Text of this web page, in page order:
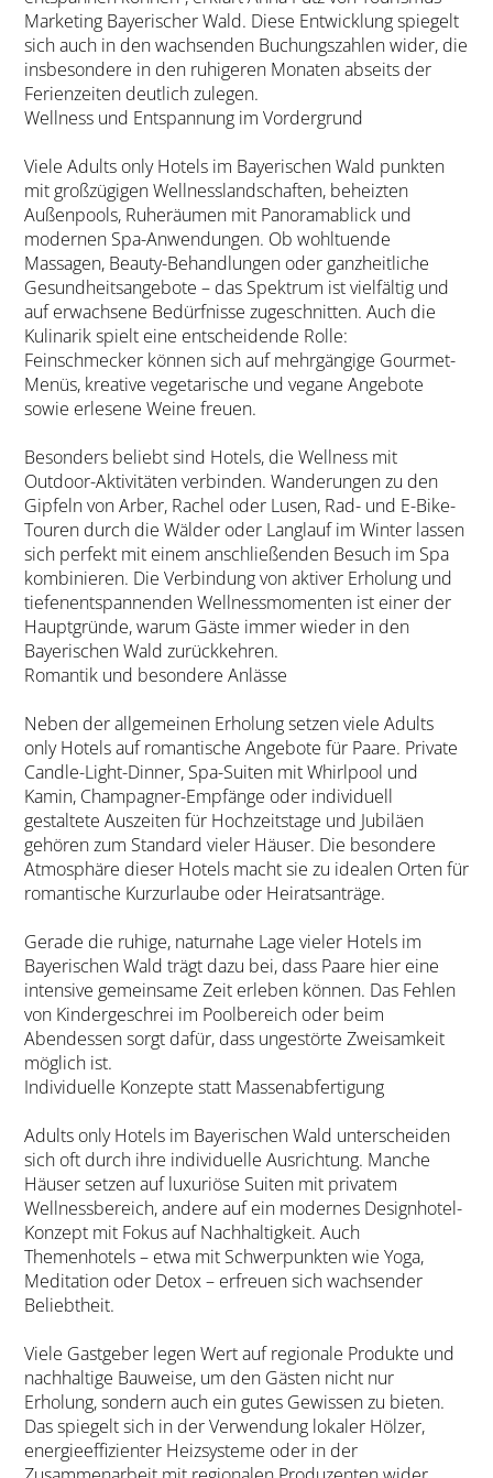
Marketing Bayerischer Wald. Diese Entwicklung spiegelt
sich auch in den wachsenden Buchungszahlen wider, die
insbesondere in den ruhigeren Monaten abseits der
Ferienzeiten deutlich zulegen.
Wellness und Entspannung im Vordergrund
Viele Adults only Hotels im Bayerischen Wald punkten
mit großzügigen Wellnesslandschaften, beheizten
Außenpools, Ruheräumen mit Panoramablick und
modernen Spa-Anwendungen. Ob wohltuende
Massagen, Beauty-Behandlungen oder ganzheitliche
Gesundheitsangebote – das Spektrum ist vielfältig und
auf erwachsene Bedürfnisse zugeschnitten. Auch die
Kulinarik spielt eine entscheidende Rolle:
Feinschmecker können sich auf mehrgängige Gourmet-
Menüs, kreative vegetarische und vegane Angebote
sowie erlesene Weine freuen.
Besonders beliebt sind Hotels, die Wellness mit
Outdoor-Aktivitäten verbinden. Wanderungen zu den
Gipfeln von Arber, Rachel oder Lusen, Rad- und E-Bike-
Touren durch die Wälder oder Langlauf im Winter lassen
sich perfekt mit einem anschließenden Besuch im Spa
kombinieren. Die Verbindung von aktiver Erholung und
tiefenentspannenden Wellnessmomenten ist einer der
Hauptgründe, warum Gäste immer wieder in den
Bayerischen Wald zurückkehren.
Romantik und besondere Anlässe
Neben der allgemeinen Erholung setzen viele Adults
only Hotels auf romantische Angebote für Paare. Private
Candle-Light-Dinner, Spa-Suiten mit Whirlpool und
Kamin, Champagner-Empfänge oder individuell
gestaltete Auszeiten für Hochzeitstage und Jubiläen
gehören zum Standard vieler Häuser. Die besondere
Atmosphäre dieser Hotels macht sie zu idealen Orten für
romantische Kurzurlaube oder Heiratsanträge.
Gerade die ruhige, naturnahe Lage vieler Hotels im
Bayerischen Wald trägt dazu bei, dass Paare hier eine
intensive gemeinsame Zeit erleben können. Das Fehlen
von Kindergeschrei im Poolbereich oder beim
Abendessen sorgt dafür, dass ungestörte Zweisamkeit
möglich ist.
Individuelle Konzepte statt Massenabfertigung
Adults only Hotels im Bayerischen Wald unterscheiden
sich oft durch ihre individuelle Ausrichtung. Manche
Häuser setzen auf luxuriöse Suiten mit privatem
Wellnessbereich, andere auf ein modernes Designhotel-
Konzept mit Fokus auf Nachhaltigkeit. Auch
Themenhotels – etwa mit Schwerpunkten wie Yoga,
Meditation oder Detox – erfreuen sich wachsender
Beliebtheit.
Viele Gastgeber legen Wert auf regionale Produkte und
nachhaltige Bauweise, um den Gästen nicht nur
Erholung, sondern auch ein gutes Gewissen zu bieten.
Das spiegelt sich in der Verwendung lokaler Hölzer,
energieeffizienter Heizsysteme oder in der